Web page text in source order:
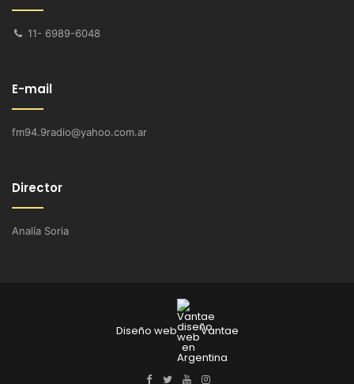
11- 6989-6048
E-mail
fm94.9radio@yahoo.com.ar
Director
Analía Soria
Diseño web Vantae